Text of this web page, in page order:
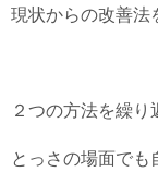
現状からの改善法
２つの方法を繰り
とっさの場面でも